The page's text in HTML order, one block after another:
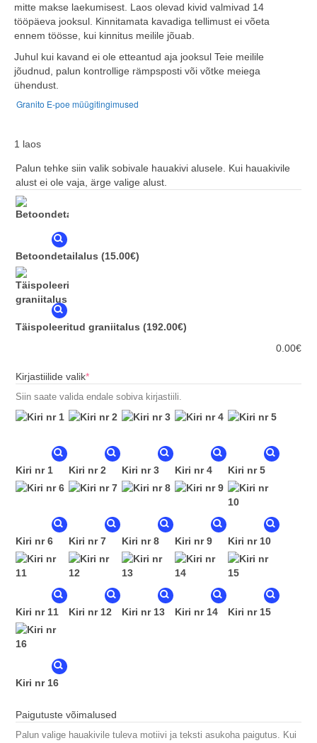
mitte makse laekumisest. Laos olevad kivid valmivad 14
tööpäeva jooksul. Kinnitamata kavadiga tellimust ei võeta
ennem töösse, kui kinnitus meilile jõuab.
Juhul kui kavand ei ole etteantud aja jooksul Teie meilile
jõudnud, palun kontrollige rämpsposti või võtke meiega
ühendust.
Granito E-poe müügitingimused
1 laos
Palun tehke siin valik sobivale hauakivi alusele. Kui hauakivile
alust ei ole vaja, ärge valige alust.
Betoondetailalus (15.00€)
Täispoleeritud graniitalus (192.00€)
0.00€
Kirjastiilide valik*(required)
Siin saate valida endale sobiva kirjastiili.
Kiri nr 1 Kiri nr 2 Kiri nr 3 Kiri nr 4 Kiri nr 5
Kiri nr 6 Kiri nr 7 Kiri nr 8 Kiri nr 9 Kiri nr 10
Kiri nr 11 Kiri nr 12 Kiri nr 13 Kiri nr 14 Kiri nr 15
Kiri nr 16
Paigutuste võimalused
Palun valige hauakivile tuleva motiivi ja teksti asukoha paigutus. Kui